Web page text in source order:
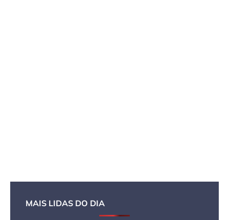
MAIS LIDAS DO DIA